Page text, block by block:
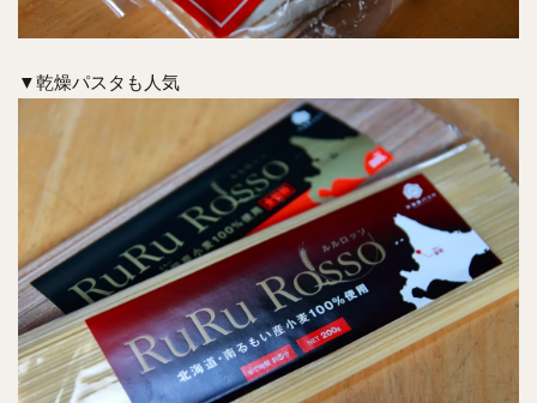
▼乾燥パスタも人気